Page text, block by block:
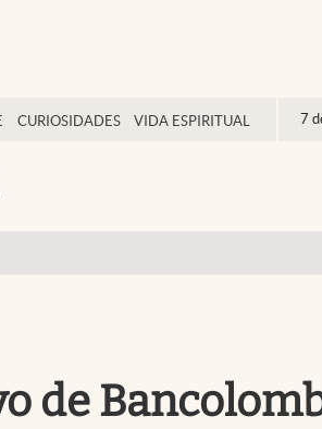
CURIOSIDADES VIDA ESPIRITUAL 7
de